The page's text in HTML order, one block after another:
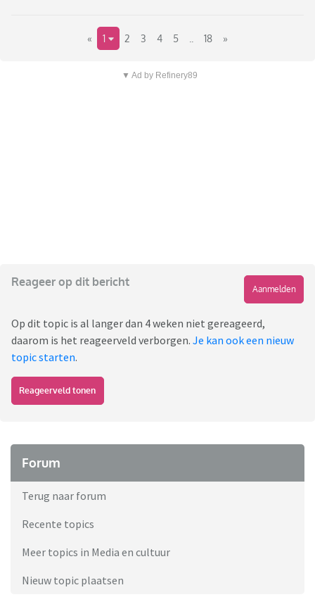
« 1 2 3 4 5 18 »
▼ Ad by Refinery89
Reageer op dit bericht
Aanmelden
Op dit topic is al langer dan 4 weken niet gereageerd,
daarom is het reageerveld verborgen. Je kan ook een nieuw
topic starten.
Reageerveld tonen
Forum
Terug naar forum
Recente topics
Meer topics in Media en cultuur
Nieuw topic plaatsen